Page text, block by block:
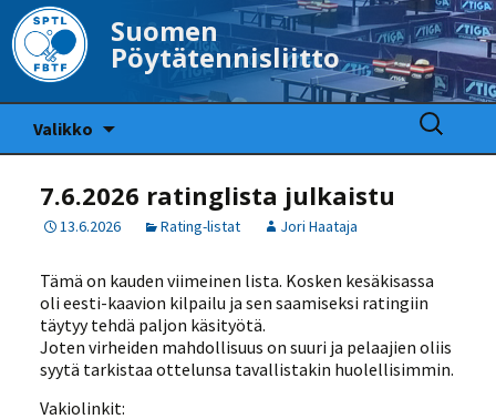
Suomen
Pöytätennisliitto
Valikko
Haku:
7.6.2026 ratinglista julkaistu
13.6.2026 Rating-listat Jori Haataja
Tämä on kauden viimeinen lista. Kosken kesäkisassa
oli eesti-kaavion kilpailu ja sen saamiseksi ratingiin
täytyy tehdä paljon käsityötä.
Joten virheiden mahdollisuus on suuri ja pelaajien oliis
syytä tarkistaa ottelunsa tavallistakin huolellisimmin.
Vakiolinkit: